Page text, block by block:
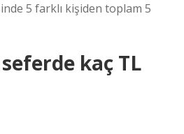
5 farklı kişiden toplam 5
kaç TL